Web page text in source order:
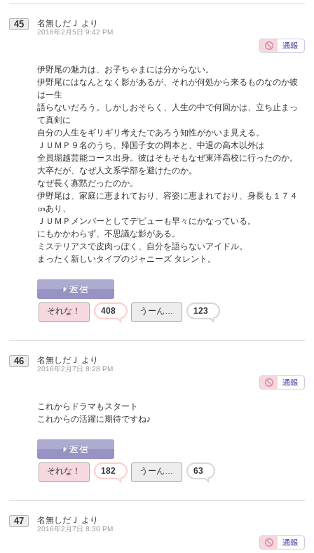
45 名無しだＪ より
2016年2月5日 9:42 PM
伊野尾の魅力は、お子ちゃまには分からない。
伊野尾にはなんとなく影があるが、それが何処から来るものなのか彼
は一生
語らないだろう。しかしおそらく、人生の中で何回かは、立ち止まっ
て真剣に
自分の人生をギリギリ考えたであろう知性がかいま見える。
ＪＵＭＰ９名のうち、帰国子女の岡本と、中退の高木以外は
全員堀越芸能コース出身。彼はそもそもなぜ東洋高校に行ったのか。
大卒だが、なぜ人文系学部を避けたのか。
なぜ長く寡黙だったのか。
伊野尾は、家庭に恵まれており、容姿に恵まれており、身長も１７４
㎝あり、
ＪＵＭＰメンバーとしてデビューも早々にかなっている。
にもかかわらず、不思議な影がある。
ミステリアスで皮肉っぽく、自分を語らないアイドル。
まったく新しいタイプのジャニーズ タレント。
それな！ 408 うーん… 123
46 名無しだＪ より
2016年2月7日 8:28 PM
これからドラマもスタート
これからの活躍に期待ですね♪
それな！ 182 うーん… 63
47 名無しだＪ より
2016年2月7日 8:30 PM